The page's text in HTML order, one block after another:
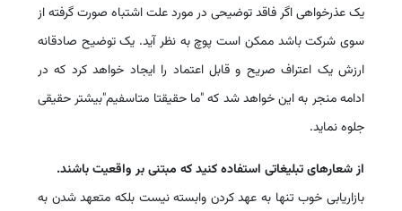
یک عذرخواهی اگر فاقد توضیحی در مورد علت اشتباه صورت گرفته از
سوی شرکت باشد ممکن است پوچ به نظر آید. یک توضیح صادقانه
ارزش یک اعتراف صریح و قابل اعتماد را ایجاد خواهد کرد که در
ادامه منجر به این خواهد شد که "ما حقیقتا متاسفیم"بیشتر حقیقی
جلوه نماید.
از شعارهای تبلیغاتی استفاده کنید که مبتنی بر واقعیت باشند.
بازاریابی خوب تنها به عهد کردن وابسته نیست بلکه متعهد شدن به